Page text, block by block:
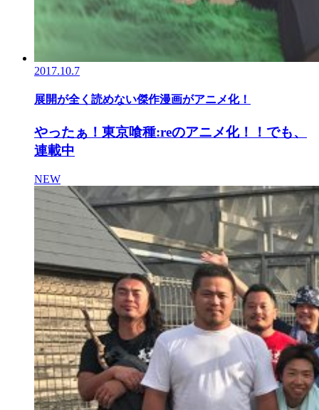
2017.10.7
展開が全く読めない傑作漫画がアニメ化！
やったぁ！東京喰種:reのアニメ化！！でも、
連載中
NEW